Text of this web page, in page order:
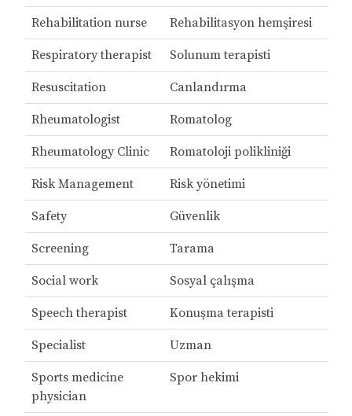
Rehabilitation nurse Rehabilitasyon hemşiresi
Respiratory therapist Solunum terapisti
Resuscitation Canlandırma
Rheumatologist Romatolog
Rheumatology Clinic Romatoloji polikliniği
Risk Management Risk yönetimi
Safety Güvenlik
Screening Tarama
Social work Sosyal çalışma
Speech therapist Konuşma terapisti
Specialist Uzman
Sports medicine
physician
Spor hekimi